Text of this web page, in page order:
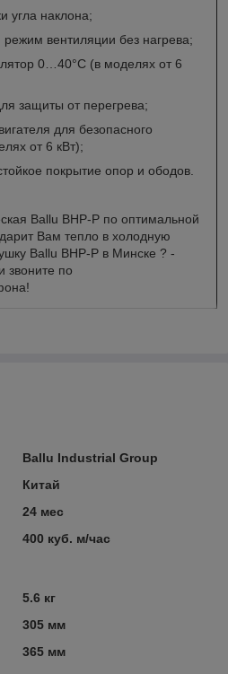
угла наклона;
вентиляции без нагрева;
0…40°C (в моделях от 6
защиты от перегрева;
для безопасного
от 6 кВт);
покрытие опор и ободов.
Ballu BHP-P по оптимальной
Вам тепло в холодную
Ballu BHP-P в Минске ? -
звоните по
Ballu Industrial Group
Китай
24 мес
400 куб. м/час
5.6 кг
305 мм
365 мм